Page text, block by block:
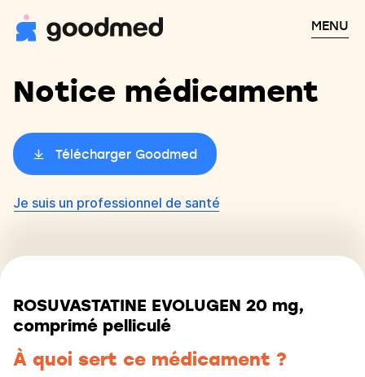
MENU
Notice médicament
Télécharger Goodmed
Je suis un professionnel de santé
ROSUVASTATINE EVOLUGEN 20 mg,
comprimé pelliculé
À quoi sert ce médicament ?